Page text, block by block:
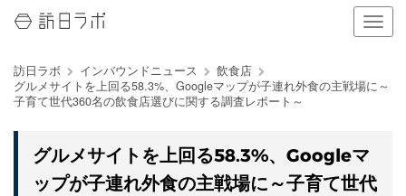
ナ
ビ
シ
示
訪日ラボ インバウンドニュース
飲食店
グルメサイトを上回る58.3%、Googleマップが子連れ外食の主戦場に～
子育て世代360名の飲食店選びに関する調査レポート～
グルメサイトを上回る58.3%、Googleマ
ップが子連れ外食の主戦場に～子育て世代